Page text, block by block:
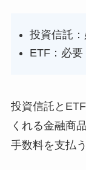
投資信託
ETF：必要
投資信託と
くれる金融商品
手数料を支払